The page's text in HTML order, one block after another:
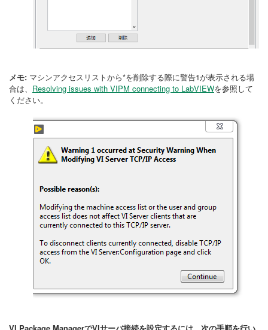
メモ: マシンアクセスリストから*を削除する際に警告1が表示される場
合は、 Resolving issues with VIPM connecting to LabVIEWを参照して
ください。